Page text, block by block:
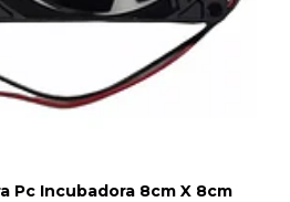
Pc Incubadora 8cm X 8cm